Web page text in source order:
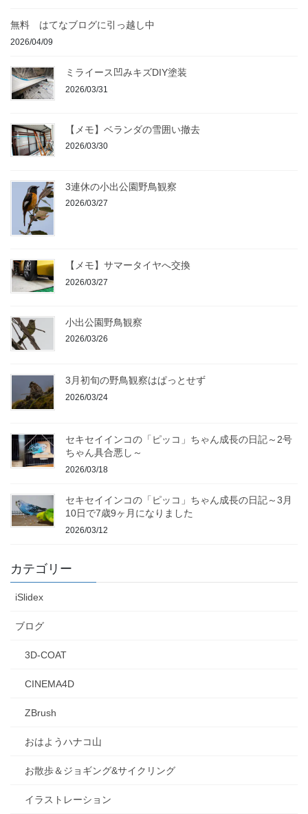
無料 はてなブログに引っ越し中
2026/04/09
ミライース凹みキズDIY塗装
2026/03/31
【メモ】ベランダの雪囲い撤去
2026/03/30
3連休の小出公園野鳥観察
2026/03/27
【メモ】サマータイヤへ交換
2026/03/27
小出公園野鳥観察
2026/03/26
3月初旬の野鳥観察はぱっとせず
2026/03/24
セキセイインコの「ピッコ」ちゃん成長の日記～2号
ちゃん具合悪し～
2026/03/18
セキセイインコの「ピッコ」ちゃん成長の日記～3月
10日で7歳9ヶ月になりました
2026/03/12
カテゴリー
iSlidex
ブログ
3D-COAT
CINEMA4D
ZBrush
おはようハナコ山
お散歩＆ジョギング&サイクリング
イラストレーション